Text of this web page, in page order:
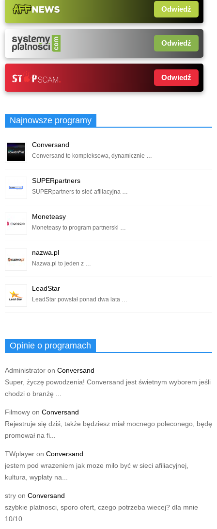
Odwiedź
Odwiedź
Odwiedź
Najnowsze programy
Conversand
Conversand to kompleksowa, dynamicznie …
SUPERpartners
SUPERpartners to sieć afiliacyjna …
Moneteasy
Moneteasy to program partnerski …
nazwa.pl
Nazwa.pl to jeden z …
LeadStar
LeadStar powstał ponad dwa lata …
Opinie o programach
Administrator on Conversand
Super, życzę powodzenia! Conversand jest świetnym wyborem jeśli
chodzi o branżę ...
Filmowy on Conversand
Rejestruje się dziś, także będziesz miał mocnego poleconego, będę
promował na fi...
TWplayer on Conversand
jestem pod wrazeniem jak moze miło być w sieci afiliacyjnej,
kultura, wypłaty na...
stry on Conversand
szybkie platnosci, sporo ofert, czego potrzeba wiecej? dla mnie
10/10